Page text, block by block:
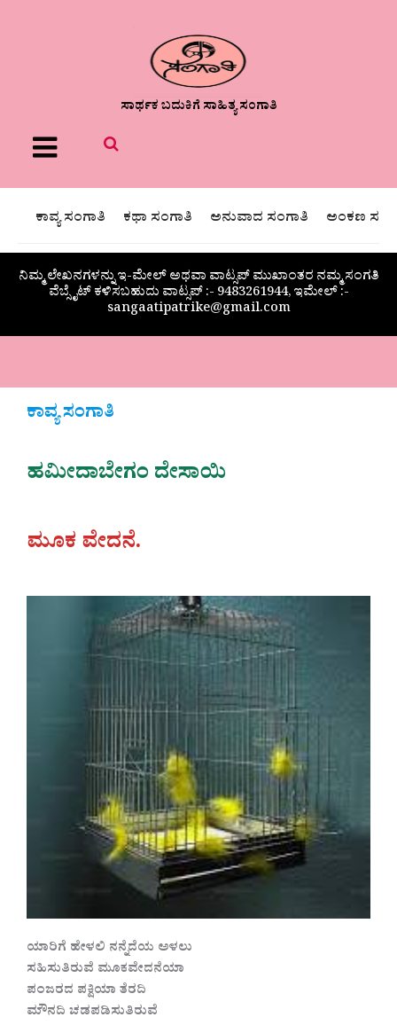
ಸಾರ್ಥಕ ಬದುಕಿಗೆ ಸಾಹಿತ್ಯ ಸಂಗಾತಿ
Menu
ಕಾವ್ಯ ಸಂಗಾತಿ ಕಥಾ ಸಂಗಾತಿ ಅನುವಾದ ಸಂಗಾತಿ ಅಂಕಣ
ನಿಮ್ಮ ಲೇಖನಗಳನ್ನು ಇ-ಮೇಲ್ ಅಥವಾ ವಾಟ್ಸಪ್ ಮುಖಾಂತರ ನಮ್ಮ ಸಂಗತಿ
ವೆಬ್ಸೈಟ್ ಕಳಿಸಬಹುದು ವಾಟ್ಸಪ್‌ :- 9483261944, ಇಮೇಲ್ :-
sangaatipatrike@gmail.com
ಕಾವ್ಯ ಸಂಗಾತಿ
ಹಮೀದಾಬೇಗಂ ದೇಸಾಯಿ
ಮೂಕ ವೇದನೆ.
ಯಾರಿಗೆ ಹೇಳಲಿ ನನ್ನೆದೆಯ ಅಳಲು
ಸಹಿಸುತಿರುವೆ ಮೂಕವೇದನೆಯಾ
ಪಂಜರದ ಪಕ್ಷಿಯಾ ತೆರದಿ
ಮೌನದಿ ಚಡಪಡಿಸುತಿರುವೆ